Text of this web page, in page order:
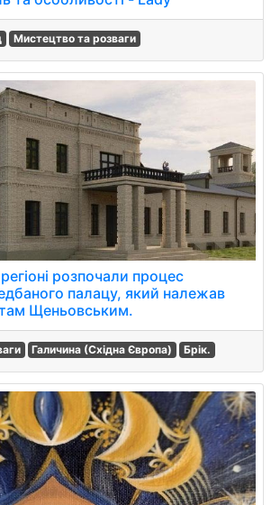
Мистецтво та розваги
розпочали процес
палацу, який належав
Щеньовським.
Галичина (Східна Європа) Брік.